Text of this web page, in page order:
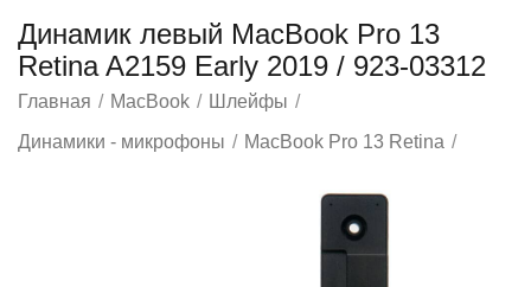
Динамик левый MacBook Pro 13
Retina A2159 Early 2019 / 923-03312
Главная / MacBook / Шлейфы /
Динамики - микрофоны / MacBook Pro 13 Retina /